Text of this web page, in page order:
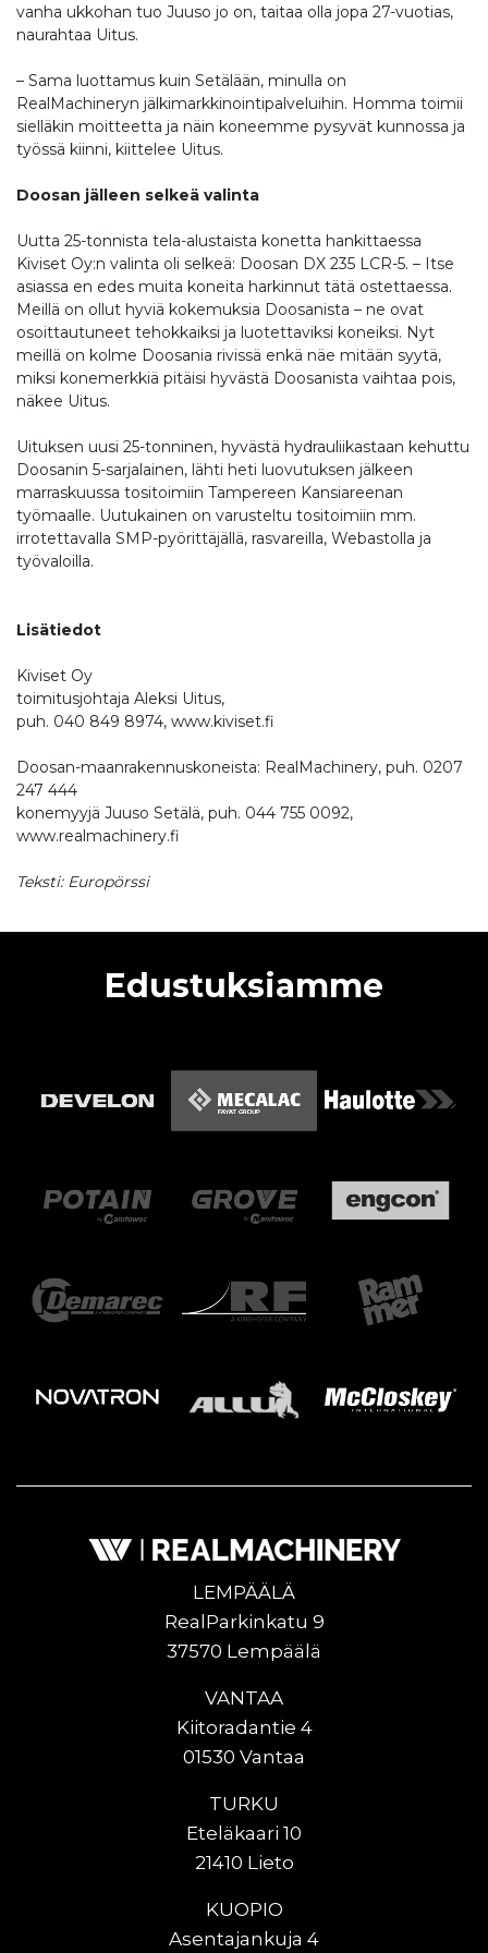
vanha ukkohan tuo Juuso jo on, taitaa olla jopa 27-vuotias,
naurahtaa Uitus.
– Sama luottamus kuin Setälään, minulla on
RealMachineryn jälkimarkkinointipalveluihin. Homma toimii
sielläkin moitteetta ja näin koneemme pysyvät kunnossa ja
työssä kiinni, kiittelee Uitus.
Doosan jälleen selkeä valinta
Uutta 25-tonnista tela-alustaista konetta hankittaessa
Kiviset Oy:n valinta oli selkeä: Doosan DX 235 LCR-5. – Itse
asiassa en edes muita koneita harkinnut tätä ostettaessa.
Meillä on ollut hyviä kokemuksia Doosanista – ne ovat
osoittautuneet tehokkaiksi ja luotettaviksi koneiksi. Nyt
meillä on kolme Doosania rivissä enkä näe mitään syytä,
miksi konemerkkiä pitäisi hyvästä Doosanista vaihtaa pois,
näkee Uitus.
Uituksen uusi 25-tonninen, hyvästä hydrauliikastaan kehuttu
Doosanin 5-sarjalainen, lähti heti luovutuksen jälkeen
marraskuussa tositoimiin Tampereen Kansiareenan
työmaalle. Uutukainen on varusteltu tositoimiin mm.
irrotettavalla SMP-pyörittäjällä, rasvareilla, Webastolla ja
työvaloilla.
Lisätiedot
Kiviset Oy
toimitusjohtaja Aleksi Uitus,
puh. 040 849 8974, www.kiviset.fi
Doosan-maanrakennuskoneista: RealMachinery, puh. 0207
247 444
konemyyjä Juuso Setälä, puh. 044 755 0092,
www.realmachinery.fi
Teksti: Europörssi
Edustuksiamme
LEMPÄÄLÄ
RealParkinkatu 9
37570 Lempäälä
VANTAA
Kiitoradantie 4
01530 Vantaa
TURKU
Eteläkaari 10
21410 Lieto
KUOPIO
Asentajankuja 4